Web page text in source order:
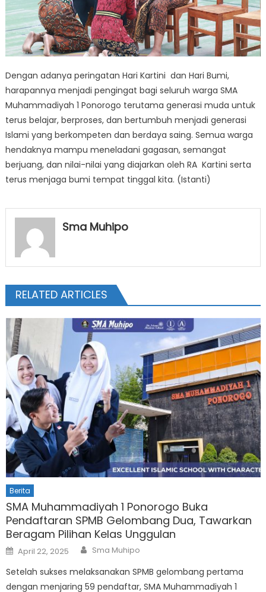
Dengan adanya peringatan Hari Kartini dan Hari Bumi,
harapannya menjadi pengingat bagi seluruh warga SMA
Muhammadiyah 1 Ponorogo terutama generasi muda untuk
terus belajar, berproses, dan bertumbuh menjadi generasi
Islami yang berkompeten dan berdaya saing. Semua warga
hendaknya mampu meneladani gagasan, semangat
berjuang, dan nilai-nilai yang diajarkan oleh RA Kartini serta
terus menjaga bumi tempat tinggal kita. (Istanti)
Sma Muhipo
RELATED ARTICLES
Berita
SMA Muhammadiyah 1 Ponorogo Buka
Pendaftaran SPMB Gelombang Dua, Tawarkan
Beragam Pilihan Kelas Unggulan
Posted
on
April 22, 2025 Author
Sma Muhipo
Setelah sukses melaksanakan SPMB gelombang pertama
dengan menjaring 59 pendaftar, SMA Muhammadiyah 1